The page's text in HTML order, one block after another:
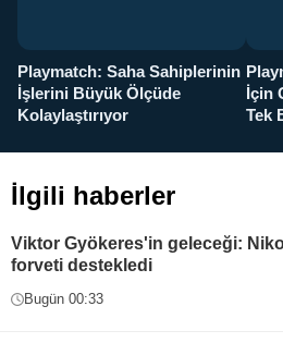
Playmatch: Saha Sahiplerinin
İşlerini Büyük Ölçüde
Kolaylaştırıyor
İçin
Tek
İlgili haberler
Viktor Gyökeres'in geleceği:
forveti destekledi
Bugün 00:33